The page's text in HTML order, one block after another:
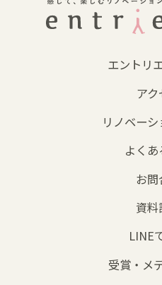
エントリ
アク
リノベー
よく
お問
資
LINE
受賞・メ